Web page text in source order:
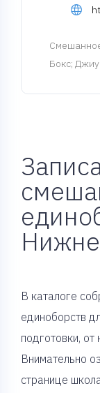
Бокс;
В каталоге
единоборств
подготовки,
Внимательно
странице